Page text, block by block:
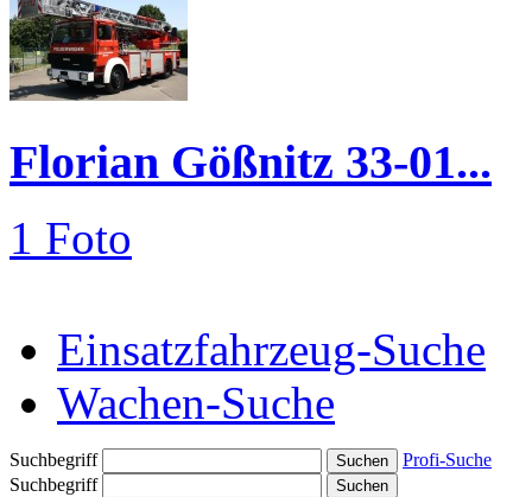
Florian Gößnitz 33-01...
1 Foto
Einsatzfahrzeug-Suche
Wachen-Suche
Suchbegriff
Profi-Suche
Suchbegriff